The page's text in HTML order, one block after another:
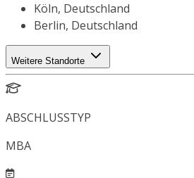
Köln, Deutschland
Berlin, Deutschland
Weitere Standorte
ABSCHLUSSTYP
MBA